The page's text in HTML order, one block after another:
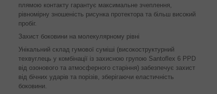
плямою контакту гарантує максимальне зчеплення,
рівномірну зношеність рисунка протектора та більш високий
пробіг.
Захист боковини на молекулярному рівні
Унікальний склад гумової суміші (високоструктурний
техвуглець у комбінації із захисною групою Santoflex 6 PPD
від озонового та атмосферного старіння) забезпечує захист
від бічних ударів та порізів, зберігаючи еластичність
боковини.